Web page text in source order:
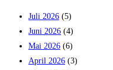
Juli 2026 (5)
Juni 2026 (4)
Mai 2026 (6)
April 2026 (3)